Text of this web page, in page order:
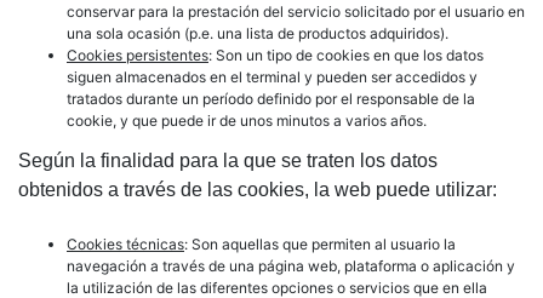
conservar para la prestación del servicio solicitado por el usuario en
una sola ocasión (p.e. una lista de productos adquiridos).
Cookies persistentes: Son un tipo de cookies en que los datos
siguen almacenados en el terminal y pueden ser accedidos y
tratados durante un período definido por el responsable de la
cookie, y que puede ir de unos minutos a varios años.
Según la finalidad para la que se traten los datos
obtenidos a través de las cookies, la web puede utilizar:
Cookies técnicas: Son aquellas que permiten al usuario la
navegación a través de una página web, plataforma o aplicación y
la utilización de las diferentes opciones o servicios que en ella